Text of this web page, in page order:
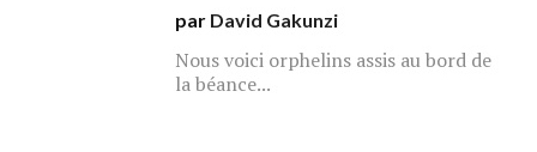
par David Gakunzi
Nous voici orphelins assis au bord de
la béance...